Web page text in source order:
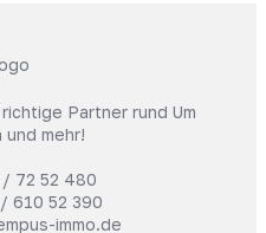
Partner rund Um
und mehr!
72 52 480
610 52 390
immo.de